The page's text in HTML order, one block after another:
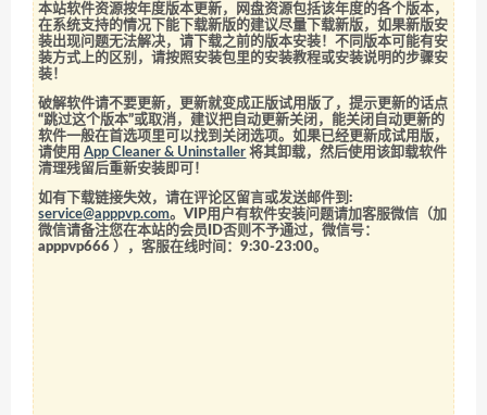
本站软件资源按年度版本更新，网盘资源包括该年度的各个版本，
在系统支持的情况下能下载新版的建议尽量下载新版，如果新版安
装出现问题无法解决，请下载之前的版本安装！不同版本可能有安
装方式上的区别，请按照安装包里的安装教程或安装说明的步骤安
装！
破解软件请不要更新，更新就变成正版试用版了，提示更新的话点
“跳过这个版本”或取消，建议把自动更新关闭，能关闭自动更新的
软件一般在首选项里可以找到关闭选项。如果已经更新成试用版，
请使用App Cleaner & Uninstaller 将其卸载，然后使用该卸载软件
清理残留后重新安装即可！
如有下载链接失效，请在评论区留言或发送邮件到:
service@apppvp.com。VIP用户有软件安装问题请加客服微信（加
微信请备注您在本站的会员ID否则不予通过，微信号：
apppvp666 ），客服在线时间：9:30-23:00。